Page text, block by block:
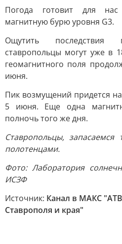
Погода готовит для
магнитную бурю уровня G3.
Ощутить последствия
ставропольцы могут уже в
геомагнитного поля
июня.
Пик возмущений придется
5 июня. Еще одна
полночь того же дня.
Ставропольцы,
полотенцами.
Фото: Лаборатория
ИСЗФ
Источник: Канал в МАКС
Ставрополя и края"